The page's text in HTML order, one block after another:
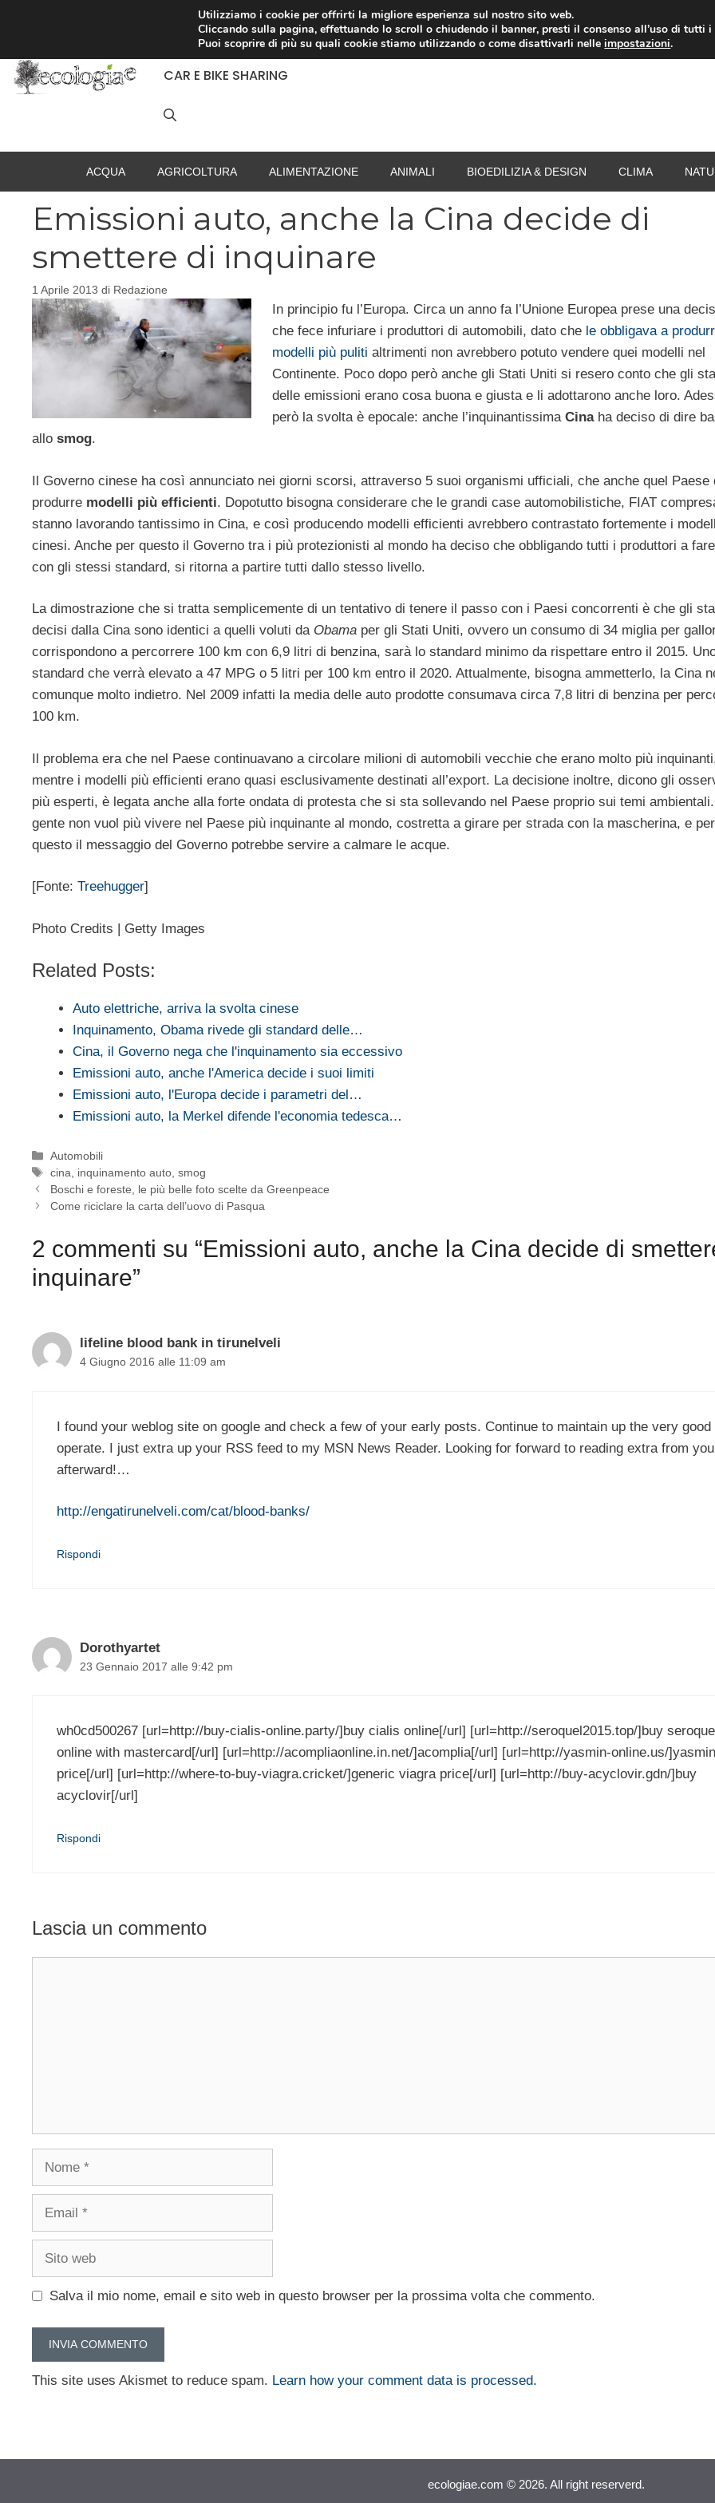
RACCOLTA DIFFERENZIATA RISPARMIO ENERGETICO SPESA
CAR E BIKE SHARING
ACQUA AGRICOLTURA ALIMENTAZIONE ANIMALI BIOEDILIZIA & DESIGN CLIMA
Emissioni auto, anche la Cina decide di
smettere di inquinare
1 Aprile 2013 di Redazione
In principio fu l’Europa. Circa un anno fa l’Unione Europea prese una
che fece infuriare i produttori di automobili, dato che le obbligava a
modelli più puliti altrimenti non avrebbero potuto vendere quei modelli nel
Continente. Poco dopo però anche gli Stati Uniti si resero conto che gli
delle emissioni erano cosa buona e giusta e li adottarono anche loro.
però la svolta è epocale: anche l’inquinantissima Cinaha deciso di dire
allo smog.
Il Governo cinese ha così annunciato nei giorni scorsi, attraverso 5 suoi organismi ufficiali, che anche quel Paese
produrre modelli più efficienti. Dopotutto bisogna considerare che le grandi case automobilistiche, FIAT
stanno lavorando tantissimo in Cina, e così producendo modelli efficienti avrebbero contrastato fortemente i
cinesi. Anche per questo il Governo tra i più protezionisti al mondo ha deciso che obbligando tutti i produttori a
con gli stessi standard, si ritorna a partire tutti dallo stesso livello.
La dimostrazione che si tratta semplicemente di un tentativo di tenere il passo con i Paesi concorrenti è che gli
decisi dalla Cina sono identici a quelli voluti da Obama per gli Stati Uniti, ovvero un consumo di 34 miglia per
corrispondono a percorrere 100 km con 6,9 litri di benzina, sarà lo standard minimo da rispettare entro il 2015.
standard che verrà elevato a 47 MPG o 5 litri per 100 km entro il 2020. Attualmente, bisogna ammetterlo, la Cina
comunque molto indietro. Nel 2009 infatti la media delle auto prodotte consumava circa 7,8 litri di benzina per
100 km.
Il problema era che nel Paese continuavano a circolare milioni di automobili vecchie che erano molto più
mentre i modelli più efficienti erano quasi esclusivamente destinati all’export. La decisione inoltre, dicono gli
più esperti, è legata anche alla forte ondata di protesta che si sta sollevando nel Paese proprio sui temi
gente non vuol più vivere nel Paese più inquinante al mondo, costretta a girare per strada con la mascherina, e per
questo il messaggio del Governo potrebbe servire a calmare le acque.
[Fonte: Treehugger]
Photo Credits | Getty Images
Related Posts:
Auto elettriche, arriva la svolta cinese
Inquinamento, Obama rivede gli standard delle…
Cina, il Governo nega che l'inquinamento sia eccessivo
Emissioni auto, anche l'America decide i suoi limiti
Emissioni auto, l'Europa decide i parametri del…
Emissioni auto, la Merkel difende l'economia tedesca…
Categorie
Automobili
Tag
cina inquinamento auto ,smog
Boschi e foreste, le più belle foto scelte da Greenpeace
Come riciclare la carta dell’uovo di Pasqua
2 commenti su “Emissioni auto, anche la Cina decide di
inquinare”
lifeline blood bank in tirunelveli
4 Giugno 2016 alle 11:09 am
I found your weblog site on google and check a few of your early posts. Continue to maintain up the very good
operate. I just extra up your RSS feed to my MSN News Reader. Looking for forward to reading extra from you
afterward!…
http://engatirunelveli.com/cat/blood-banks/
Rispondi
Dorothyartet
23 Gennaio 2017 alle 9:42 pm
wh0cd500267 [url=http://buy-cialis-online.party/]buy cialis online[/url] [url=http://seroquel2015.top/]buy
online with mastercard[/url] [url=http://acompliaonline.in.net/]acomplia[/url] [url=http://yasmin-online.us/]yasmin
price[/url] [url=http://where-to-buy-viagra.cricket/]generic viagra price[/url] [url=http://buy-acyclovir.gdn/]buy
acyclovir[/url]
Rispondi
Lascia un commento
Nome
Email
Sito
Salva il mio nome, email e sito web in questo browser per la prossima volta che commento.
This site uses Akismet to reduce spam. Learn how your comment data is processed.
ecologiae.com © 2026. All right reserverd.
Utilizziamo i cookie per offrirti la migliore esperienza sul nostro sito web.
Cliccando sulla pagina, effettuando lo scroll o chiudendo il banner, presti il consenso all’uso di tutti
Puoi scoprire di più su quali cookie stiamo utilizzando o come disattivarli nelleimpostazioni.